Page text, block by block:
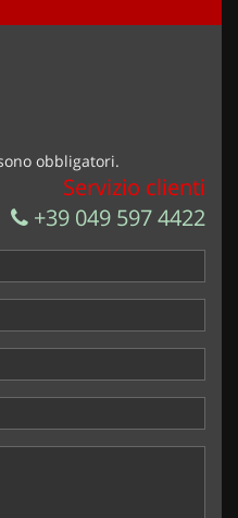
privacy*
miei dati per finalità di
obbligatori.
Servizio clienti
+39 049 597 4422